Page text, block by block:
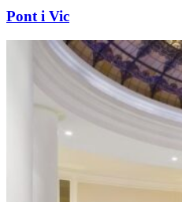
Pont i Vic